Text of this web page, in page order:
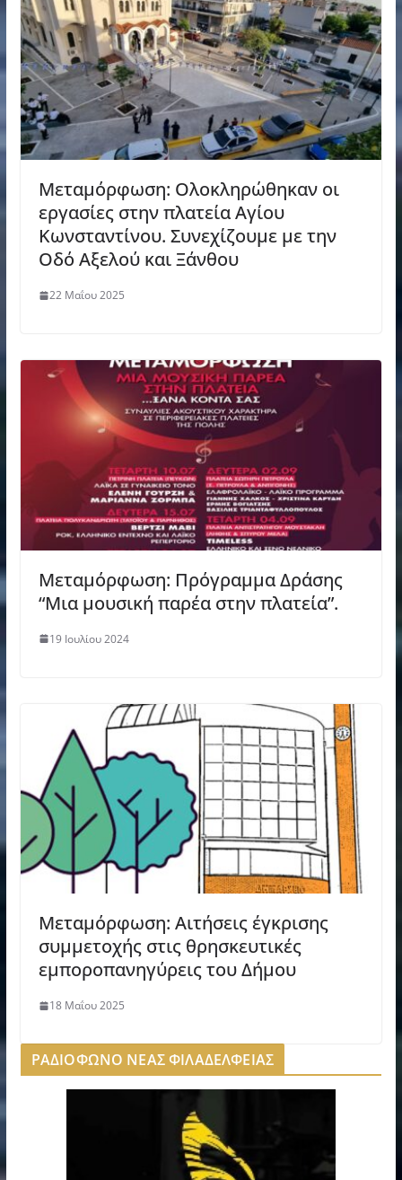
Μεταμόρφωση: Ολοκληρώθηκαν οι
εργασίες στην πλατεία Αγίου
Κωνσταντίνου. Συνεχίζουμε με την
Οδό Αξελού και Ξάνθου
22 Μαΐου 2025
Μεταμόρφωση: Πρόγραμμα Δράσης
“Μια μουσική παρέα στην πλατεία”.
19 Ιουλίου 2024
Μεταμόρφωση: Αιτήσεις έγκρισης
συμμετοχής στις θρησκευτικές
εμποροπανηγύρεις του Δήμου
18 Μαΐου 2025
ΡΑΔΙΟΦΩΝΟ ΝΕΑΣ ΦΙΛΑΔΕΛΦΕΙΑΣ